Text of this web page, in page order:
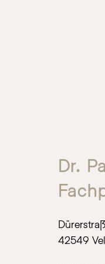
Dr.
42549